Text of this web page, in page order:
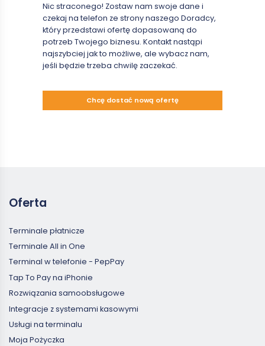
Nic straconego! Zostaw nam swoje dane i
czekaj na telefon ze strony naszego Doradcy,
który przedstawi ofertę dopasowaną do
potrzeb Twojego biznesu. Kontakt nastąpi
najszybciej jak to możliwe, ale wybacz nam,
jeśli będzie trzeba chwilę zaczekać.
Chcę dostać nową ofertę
Oferta
Terminale płatnicze
Terminale All in One
Terminal w telefonie - PepPay
Tap To Pay na iPhonie
Rozwiązania samoobsługowe
Integracje z systemami kasowymi
Usługi na terminalu
Moja Pożyczka